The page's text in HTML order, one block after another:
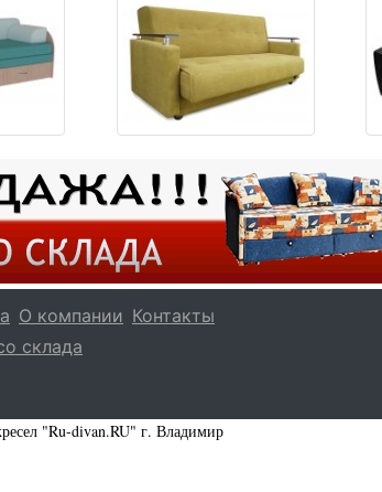
О компании Контакты
склада
"Ru-divan.RU" г. Владимир